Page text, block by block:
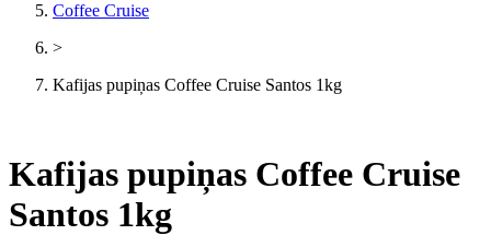
Coffee Cruise
>
Kafijas pupiņas Coffee Cruise Santos 1kg
Kafijas pupiņas Coffee Cruise
Santos 1kg